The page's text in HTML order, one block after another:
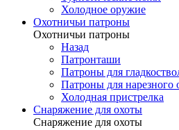
Холодное оружие
Охотничьи патроны
Охотничьи патроны
Назад
Патронташи
Патроны для
Патроны для нарезного
Холодная пристрелка
Снаряжение для охоты
Снаряжение для охоты